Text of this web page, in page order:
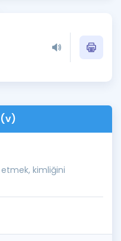
kimliğini